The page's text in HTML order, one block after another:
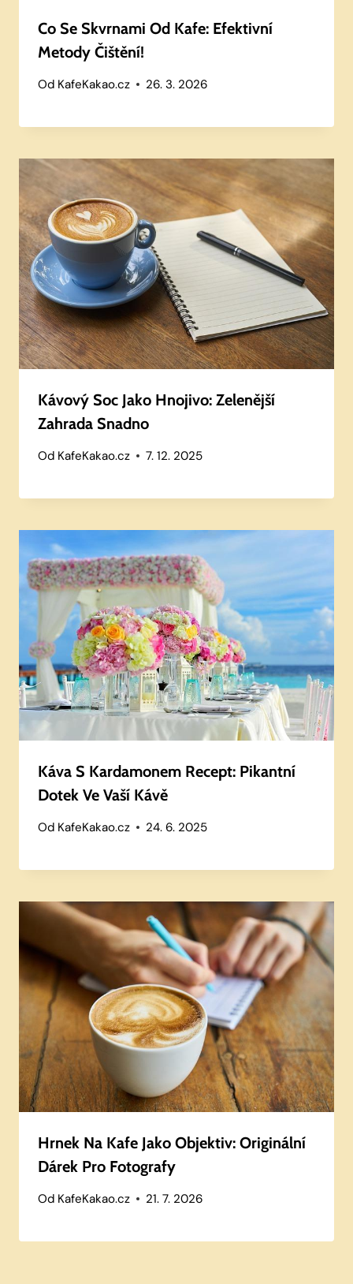
Co Se Skvrnami Od Kafe: Efektivní
Metody Čištění!
Od KafeKakao.cz 26. 3. 2026
Kávový Soc Jako Hnojivo: Zelenější
Zahrada Snadno
Od KafeKakao.cz 7. 12. 2025
Káva S Kardamonem Recept: Pikantní
Dotek Ve Vaší Kávě
Od KafeKakao.cz 24. 6. 2025
Hrnek Na Kafe Jako Objektiv: Originální
Dárek Pro Fotografy
Od KafeKakao.cz 21. 7. 2026